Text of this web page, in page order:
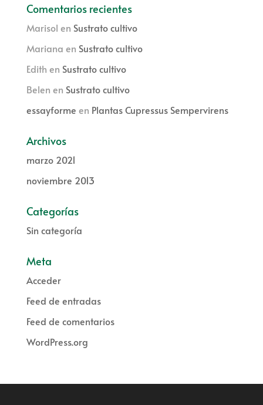
Comentarios recientes
Marisol en Sustrato cultivo
Mariana en Sustrato cultivo
Edith en Sustrato cultivo
Belen en Sustrato cultivo
essayforme en Plantas Cupressus Sempervirens
Archivos
marzo 2021
noviembre 2013
Categorías
Sin categoría
Meta
Acceder
Feed de entradas
Feed de comentarios
WordPress.org